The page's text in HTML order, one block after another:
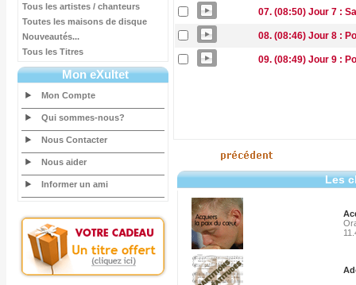
Tous les artistes / chanteurs
Toutes les maisons de disque
Nouveautés...
Tous les Titres
Mon eXultet
Mon Compte
Qui sommes-nous?
Nous Contacter
Nous aider
Informer un ami
07. (08:50) Jour 7 :
08. (08:46) Jour 8 :
09. (08:49) Jour 9 :
Les